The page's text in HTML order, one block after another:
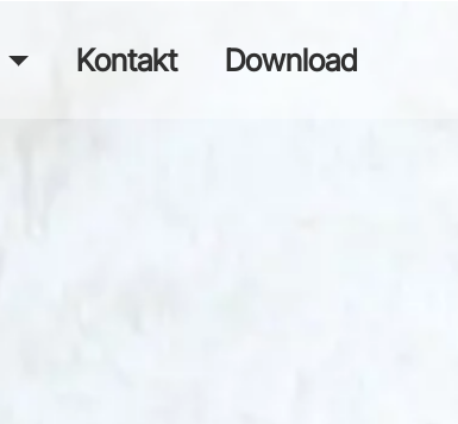
Kontakt Download